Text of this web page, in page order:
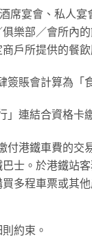
席宴會、私人宴
樂部／會所內
戶所提供的餐
簽賬會計算為「
」連結合資格卡
付港鐵車費的交
士。於港鐵站
多程車票或其
約束。